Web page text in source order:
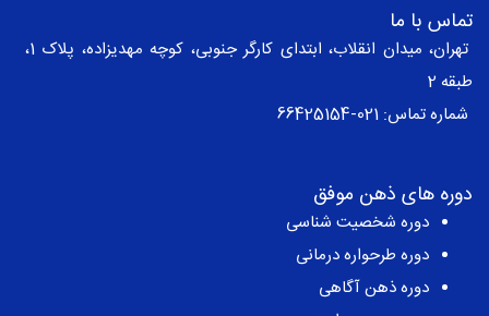
تماس با ما
تهران، میدان انقلاب، ابتدای کارگر جنوبی، کوچه مهدیزاده، پلاک 1،
طبقه 2
شماره تماس: 021-66425154
دوره های ذهن موفق
دوره شخصیت شناسی
دوره طرحواره درمانی
دوره ذهن آگاهی